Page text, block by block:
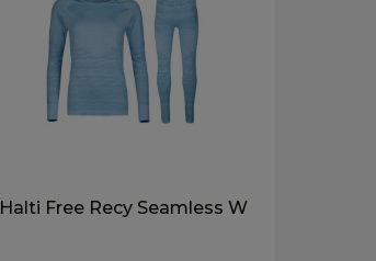
Halti Free Recy Seamless W